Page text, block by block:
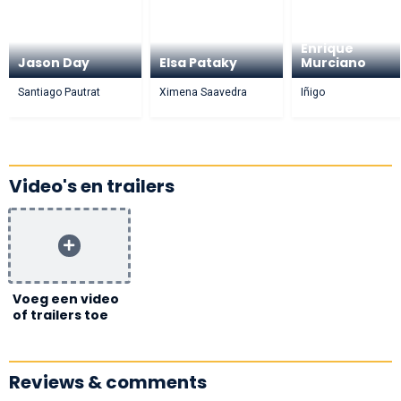
Jason Day
Santiago Pautrat
Elsa Pataky
Ximena Saavedra
Enrique
Murciano
Iñigo
Video's en trailers
Voeg een video
of trailers toe
Reviews & comments